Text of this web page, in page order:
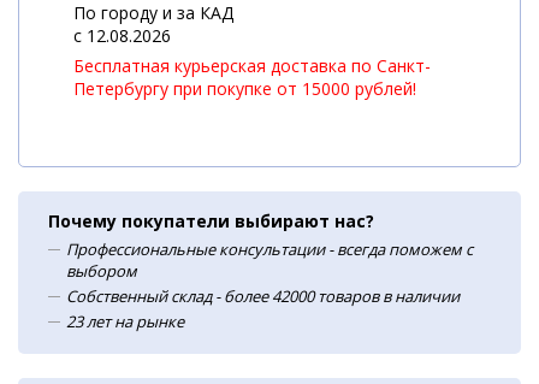
По городу и за КАД
c 12.08.2026
Бесплатная курьерская доставка по Санкт-
Петербургу при покупке от 15000 рублей!
Почему покупатели выбирают нас?
Профессиональные консультации - всегда поможем с
выбором
Собственный склад - более 42000 товаров в наличии
23 лет на рынке